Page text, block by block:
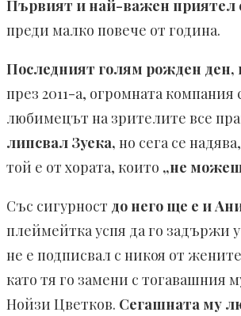
Първият и най-важен приятел
преди малко повече от година.
Последният голям рожден ден,
през 2011-а, огромната компания
любимецът на зрителите все
липсвал Зуека, но сега се
той е от хората, които „не
Със сигурност до него ще е и
плеймейтка успя да го задържи
не е подписвал с никоя от
като тя го замени с тогавашния
Нойзи Цветков. Сегашната му